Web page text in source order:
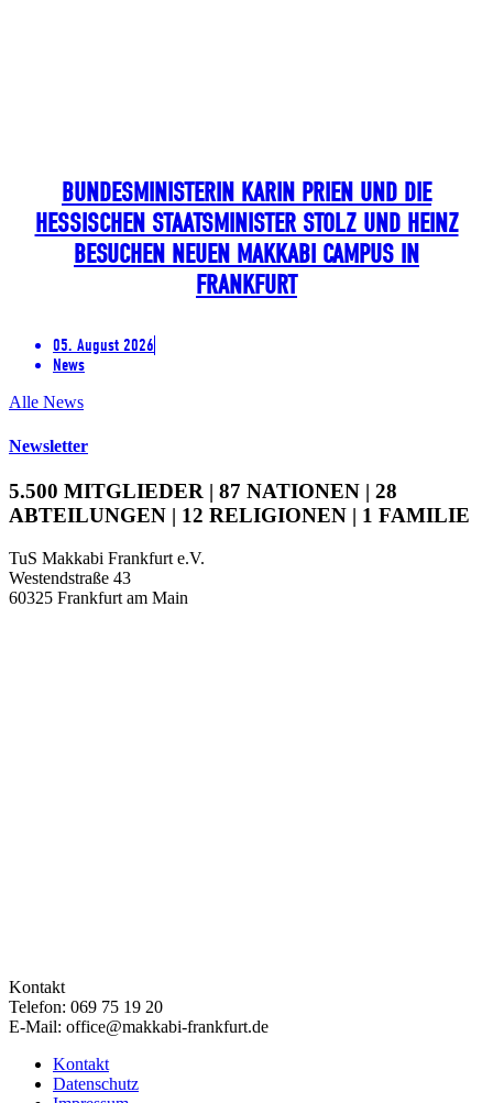
BUNDESMINISTERIN KARIN PRIEN UND DIE
HESSISCHEN STAATSMINISTER STOLZ UND HEINZ
BESUCHEN NEUEN MAKKABI CAMPUS IN
FRANKFURT
05. August 2026
News
Alle News
Newsletter
5.500 MITGLIEDER | 87 NATIONEN | 28
ABTEILUNGEN | 12 RELIGIONEN | 1 FAMILIE
TuS Makkabi Frankfurt e.V.
Westendstraße 43
60325 Frankfurt am Main
Kontakt
Telefon: 069 75 19 20
E-Mail: office@makkabi-frankfurt.de
Kontakt
Datenschutz